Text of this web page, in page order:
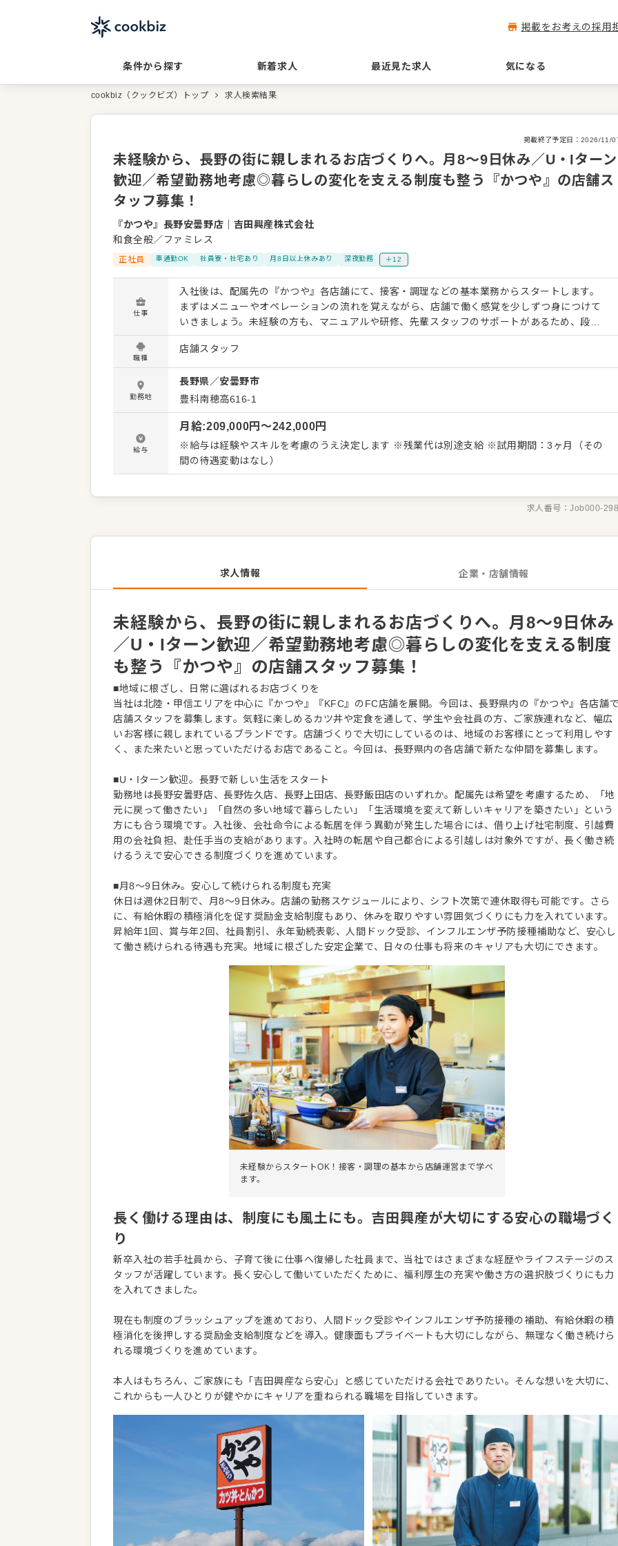
掲載をお考えの採用
条件から探す 新着求人 最近見た求人 気になる
cookbiz（クックビズ）トップ 求人検索結果
掲載終了予定日： 2026/11/
未経験から、長野の街に親しまれるお店づくりへ。月8～9日休み／U・Iターン
歓迎／希望勤務地考慮◎暮らしの変化を支える制度も整う『かつや』の店舗ス
タッフ募集！
『かつや』長野安曇野店
吉田興産株式会社
和食全般／ファミレス
正社員 車通勤OK 社員寮・社宅あり 月8日以上休みあり 深夜勤務 ＋12
仕事
入社後は、配属先の『かつや』各店舗にて、接客・調理などの基本業務からスタートします。
まずはメニューやオペレーションの流れを覚えながら、店舗で働く感覚を少しずつ身につけて
いきましょう。未経験の方も、マニュアルや研修、先輩スタッフのサポートがあるため、段階
を踏んで成長できます。U・Iターンで新しい環境から始める方も、日々の業務を通して職場や
地域に少しずつなじんでいけます。 【具体的な業務内容】 ・お客様のご案内、注文受付 ・料
理やドリンクの提供 ・レジ対応、お会計 ・とんかつ、カツ丼、定食などの調理 ・仕込み、盛
り付け、洗い場業務 ・食材や備品の発注・在庫管理 ・衛生管理、清掃 ・売上管理、シフト管
理の補助 ・アルバイトスタッフの教育・サポート ・店舗イベントやキャンペーン時の運営対応
はじめからすべてを任せるのではなく、接客、調理、店舗管理と順番に経験を広げていきま
す。『かつや』は多くのお客様に親しまれているブランドで、日々の営業を通して、スピード感
のある対応やチームでお店を回す力が身につきます。慣れてきた後は、スタッフが働きやす
く、お客様にも選ばれる店舗づくりにも関わっていただきます。将来的には店長やマネジメン
ト職を目指すこともできるため、地域に根ざして働きながら、飲食業界でのキャリアを築いて
職種
店舗スタッフ
勤務地
長野県／安曇野市
豊科南穂高616-1
給与
月給:209,000円〜242,000円
※給与は経験やスキルを考慮のうえ決定します ※残業代は別途支給 ※試用期間：3ヶ月（その
間の待遇変動はなし）
求人番号：Job000-
求人情報 企業・店舗情報
未経験から、長野の街に親しまれるお店づくりへ。月8～9日休み
／U・Iターン歓迎／希望勤務地考慮◎暮らしの変化を支える制度
も整う『かつや』の店舗スタッフ募集！
■地域に根ざし、日常に選ばれるお店づくりを
当社は北陸・甲信エリアを中心に『かつや』『KFC』のFC店舗を展開。今回は、長野県内の『かつや』各店舗
店舗スタッフを募集します。気軽に楽しめるカツ丼や定食を通して、学生や会社員の方、ご家族連れなど、幅広
いお客様に親しまれているブランドです。店舗づくりで大切にしているのは、地域のお客様にとって利用しやす
く、また来たいと思っていただけるお店であること。今回は、長野県内の各店舗で新たな仲間を募集します。
■U・Iターン歓迎。長野で新しい生活をスタート
勤務地は長野安曇野店、長野佐久店、長野上田店、長野飯田店のいずれか。配属先は希望を考慮するため、「地
元に戻って働きたい」「自然の多い地域で暮らしたい」「生活環境を変えて新しいキャリアを築きたい」という
方にも合う環境です。入社後、会社命令による転居を伴う異動が発生した場合には、借り上げ社宅制度、引越費
用の会社負担、赴任手当の支給があります。入社時の転居や自己都合による引越しは対象外ですが、長く働き続
けるうえで安心できる制度づくりを進めています。
■月8～9日休み。安心して続けられる制度も充実
休日は週休2日制で、月8～9日休み。店舗の勤務スケジュールにより、シフト次第で連休取得も可能です。さら
に、有給休暇の積極消化を促す奨励金支給制度もあり、休みを取りやすい雰囲気づくりにも力を入れています。
昇給年1回、賞与年2回、社員割引、永年勤続表彰、人間ドック受診、インフルエンザ予防接種補助など、安心し
て働き続けられる待遇も充実。地域に根ざした安定企業で、日々の仕事も将来のキャリアも大切にできます。
未経験からスタートOK！接客・調理の基本から店舗運営まで学べ
ます。
長く働ける理由は、制度にも風土にも。吉田興産が大切にする安心の職場づく
り
新卒入社の若手社員から、子育て後に仕事へ復帰した社員まで、当社ではさまざまな経歴やライフステージのス
タッフが活躍しています。長く安心して働いていただくために、福利厚生の充実や働き方の選択肢づくりにも力
を入れてきました。
現在も制度のブラッシュアップを進めており、人間ドック受診やインフルエンザ予防接種の補助、有給休暇の積
極消化を後押しする奨励金支給制度などを導入。健康面もプライベートも大切にしながら、無理なく働き続けら
れる環境づくりを進めています。
本人はもちろん、ご家族にも「吉田興産なら安心」と感じていただける会社でありたい。そんな想いを大切に、
これからも一人ひとりが健やかにキャリアを重ねられる職場を目指していきます。